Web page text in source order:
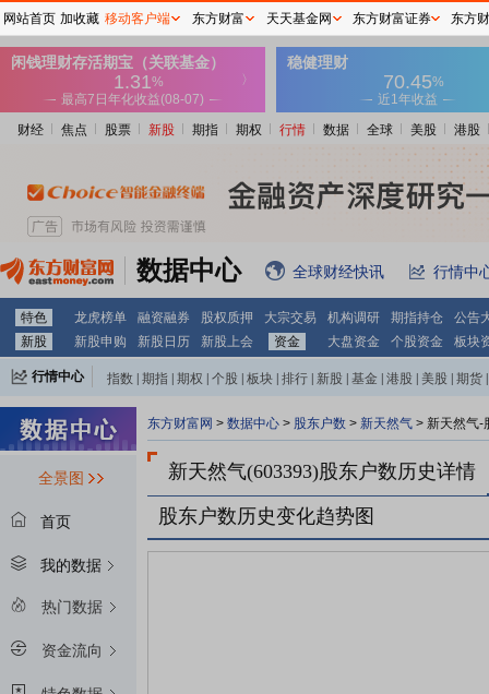
财经 焦点 股票 新股 期指 期权 行情 数据 全球 美股 港股
数据中心 全球财经快讯 行情中
特色 龙虎榜单 融资融券 股权质押 大宗交易 机构调研 期指持仓
公告
新股
新股申购 新股日历 新股上会 资金 大盘资金 个股资金 板块
行情中心 指数 期指 期权 个股 板块 排行 新股 基金 港股 美股 期货
全景图
首页
我的数据
热门数据
资金流向
东方财富网 > 数据中心 > 股东户数 > 新天然气 > 新天然气-
新天然气(603393)股东户数历史详情
股东户数历史变化趋势图
网站首页 加收藏 移动客户端 东方财富 天天基金网 东方财富证券 东方